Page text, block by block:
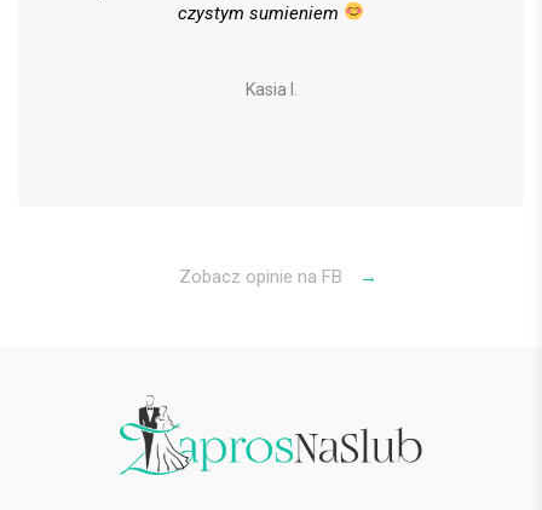
czystym sumieniem
Kasia I.
Zobacz opinie na FB →